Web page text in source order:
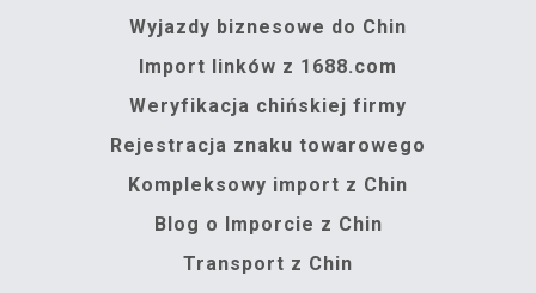
Wyjazdy biznesowe do Chin
Import linków z 1688.com
Weryfikacja chińskiej firmy
Rejestracja znaku towarowego
Kompleksowy import z Chin
Blog o Imporcie z Chin
Transport z Chin